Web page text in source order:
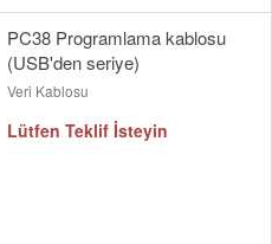
PC38 Programlama kablosu
(USB'den seriye)
Veri Kablosu
Lütfen Teklif İsteyin